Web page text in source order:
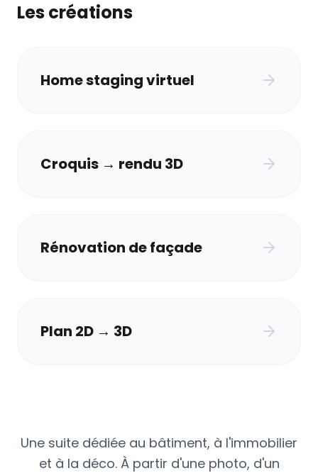
Les créations
Home staging virtuel
Croquis → rendu 3D
Rénovation de façade
Plan 2D → 3D
Une suite dédiée au bâtiment, à l'immobilier
et à la déco. À partir d'une photo, d'un